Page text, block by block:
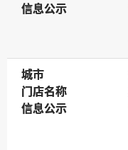
信息公示
信息公示
城市
城市
门店名称
门店名称
信息公示
信息公示